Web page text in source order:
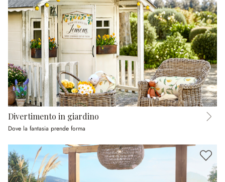
Divertimento in giardino
Dove la fantasia prende forma